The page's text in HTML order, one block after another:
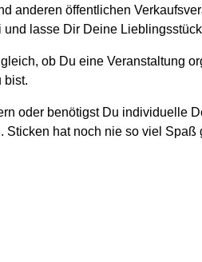
anderen öffentlichen
lasse Dir Deine
ob Du eine Veranstaltung
bist.
oder benötigst Du individuelle
hat noch nie so viel